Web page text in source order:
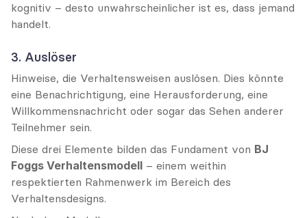
kognitiv – desto unwahrscheinlicher ist es, dass jemand
handelt.
3. Auslöser
Hinweise, die Verhaltensweisen auslösen. Dies könnte
eine Benachrichtigung, eine Herausforderung, eine
Willkommensnachricht oder sogar das Sehen anderer
Teilnehmer sein.
Diese drei Elemente bilden das Fundament von BJ
Foggs Verhaltensmodell – einem weithin
respektierten Rahmenwerk im Bereich des
Verhaltensdesigns.